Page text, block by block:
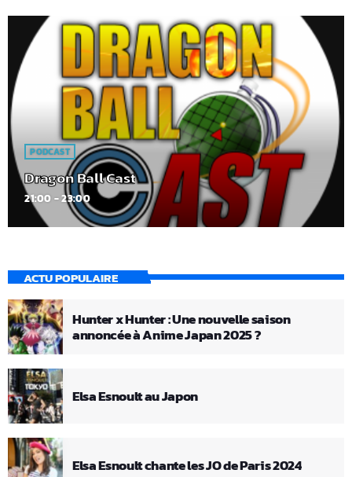
PODCAST
Dragon Ball Cast
21:00 - 23:00
ACTU POPULAIRE
Hunter x Hunter : Une nouvelle saison
annoncée à Anime Japan 2025 ?
Elsa Esnoult au Japon
Elsa Esnoult chante les JO de Paris 2024